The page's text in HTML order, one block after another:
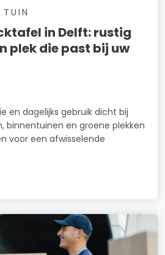
in Delft: rustig
plek die past bij uw
en dagelijks gebruik dicht bij
binnentuinen en groene plekken
voor een afwisselende